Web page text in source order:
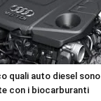
quali auto diesel sono
con i biocarburanti